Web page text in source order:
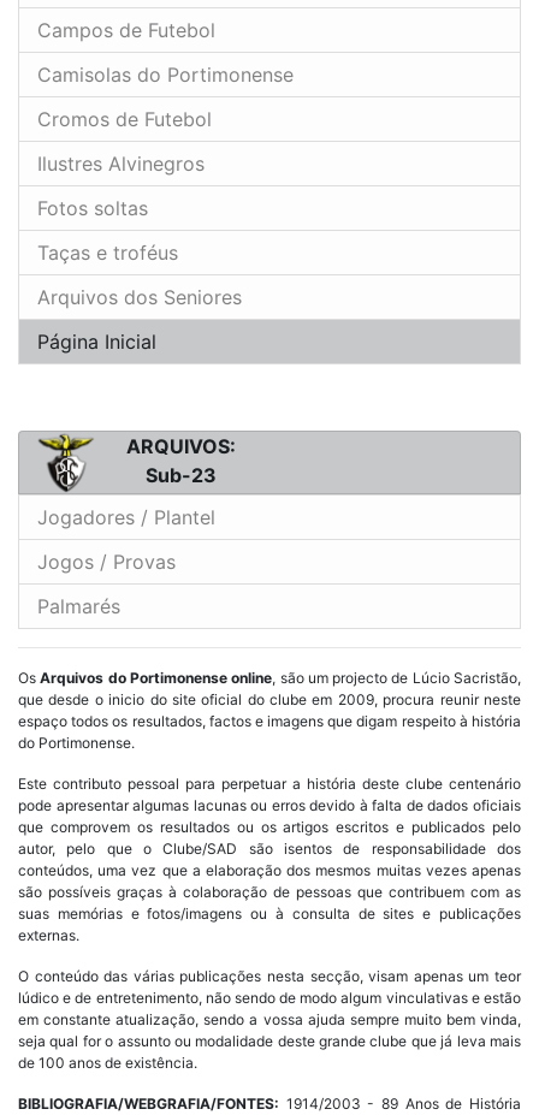
Campos de Futebol
Camisolas do Portimonense
Cromos de Futebol
Ilustres Alvinegros
Fotos soltas
Taças e troféus
Arquivos dos Seniores
Página Inicial
ARQUIVOS:
Sub-23
Jogadores / Plantel
Jogos / Provas
Palmarés
OsArquivos do Portimonense online, são um projecto de Lúcio Sacristão,
que desde o inicio do site oficial do clube em 2009, procura reunir neste
espaço todos os resultados, factos e imagens que digam respeito à história
do Portimonense.
Este contributo pessoal para perpetuar a história deste clube centenário
pode apresentar algumas lacunas ou erros devido à falta de dados oficiais
que comprovem os resultados ou os artigos escritos e publicados pelo
autor, pelo que o Clube/SAD são isentos de responsabilidade dos
conteúdos, uma vez que a elaboração dos mesmos muitas vezes apenas
são possíveis graças à colaboração de pessoas que contribuem com as
suas memórias e fotos/imagens ou à consulta de sites e publicações
externas.
O conteúdo das várias publicações nesta secção, visam apenas um teor
lúdico e de entretenimento, não sendo de modo algum vinculativas e estão
em constante atualização, sendo a vossa ajuda sempre muito bem vinda,
seja qual for o assunto ou modalidade deste grande clube que já leva mais
de 100 anos de existência.
BIBLIOGRAFIA/WEBGRAFIA/FONTES: 1914/2003 - 89 Anos de História